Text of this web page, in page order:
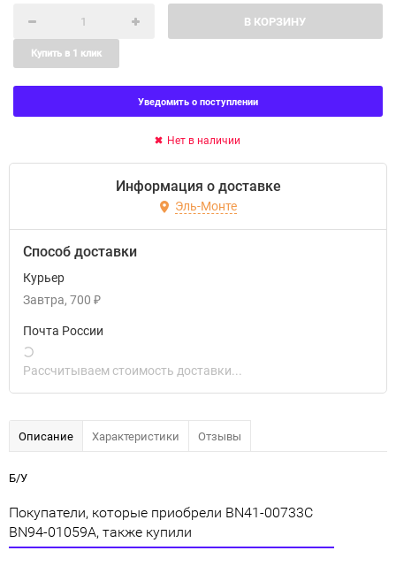
В КОРЗИНУ
Купить в 1 клик
Уведомить о поступлении
Нет в наличии
Информация о доставке
Эль-Монте
Способ доставки
Курьер
Завтра 700 ₽
Почта России
Рассчитываем стоимость доставки...
Описание Характеристики Отзывы
Б/У
Покупатели, которые приобрели BN41-00733C
BN94-01059A, также купили